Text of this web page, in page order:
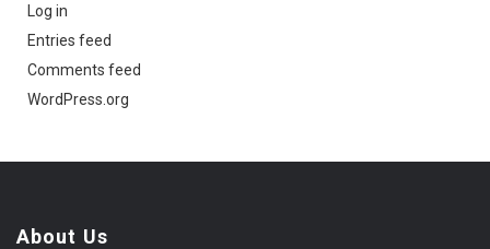
Log in
Entries feed
Comments feed
WordPress.org
About Us